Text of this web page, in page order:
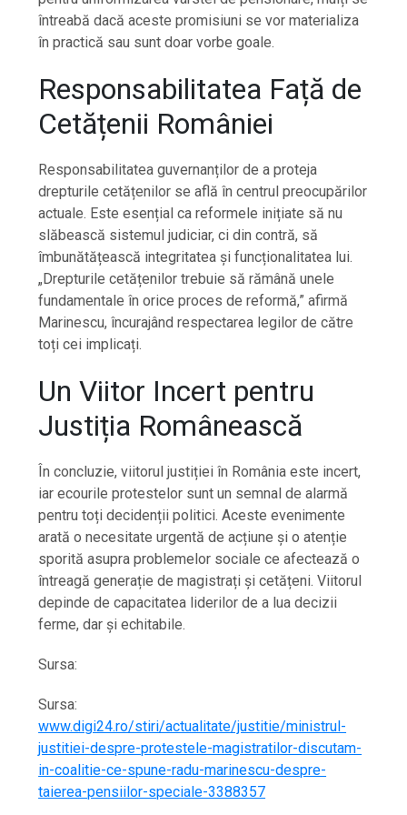
întreabă dacă aceste promisiuni se vor materializa
în practică sau sunt doar vorbe goale.
Responsabilitatea Față de
Cetățenii României
Responsabilitatea guvernanților de a proteja
drepturile cetățenilor se află în centrul preocupărilor
actuale. Este esențial ca reformele inițiate să nu
slăbească sistemul judiciar, ci din contră, să
îmbunătățească integritatea și funcționalitatea lui.
„Drepturile cetățenilor trebuie să rămână unele
fundamentale în orice proces de reformă,” afirmă
Marinescu, încurajând respectarea legilor de către
toți cei implicați.
Un Viitor Incert pentru
Justiția Românească
În concluzie, viitorul justiției în România este incert,
iar ecourile protestelor sunt un semnal de alarmă
pentru toți decidenții politici. Aceste evenimente
arată o necesitate urgentă de acțiune și o atenție
sporită asupra problemelor sociale ce afectează o
întreagă generație de magistrați și cetățeni. Viitorul
depinde de capacitatea liderilor de a lua decizii
ferme, dar și echitabile.
Sursa:
Sursa:
www.digi24.ro/stiri/actualitate/justitie/ministrul-
justitiei-despre-protestele-magistratilor-discutam-
in-coalitie-ce-spune-radu-marinescu-despre-
taierea-pensiilor-speciale-3388357